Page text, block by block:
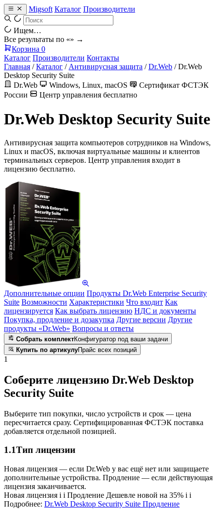
Migsoft Каталог Производители
Ищем…
Все результаты по «» →
Корзина 0
Каталог Производители Контакты
Главная / Каталог / Антивирусная защита / Dr.Web / Dr.Web
Desktop Security Suite
Dr.Web
Windows, Linux, macOS
Сертификат ФСТЭК
России
Центр управления бесплатно
Dr.Web Desktop Security Suite
Антивирусная защита компьютеров сотрудников на Windows,
Linux и macOS, включая виртуальные машины и клиентов
терминальных серверов. Центр управления входит в
лицензию бесплатно.
Дополнительные опции Продукты Dr.Web Enterprise Security
Suite Возможности Характеристики Что входит Как
лицензируется Как выбрать лицензию НДС и документы
Покупка, продление и дозакупка Другие версии Другие
продукты «Dr.Web» Вопросы и ответы
Собрать комплектКонфигуратор под ваши задачи
Купить по артикулуПрайс всех позиций
1
Соберите лицензию Dr.Web Desktop
Security Suite
Выберите тип покупки, число устройств и срок — цена
пересчитается сразу. Сертифицированная ФСТЭК поставка
добавляется отдельной позицией.
1.1Тип лицензии
Новая лицензия — если Dr.Web у вас ещё нет или защищаете
дополнительные устройства. Продление — если действующая
лицензия заканчивается.
Новая лицензия i i Продление Дешевле новой на 35% i i
Подробнее: Dr.Web Desktop Security Suite Продление